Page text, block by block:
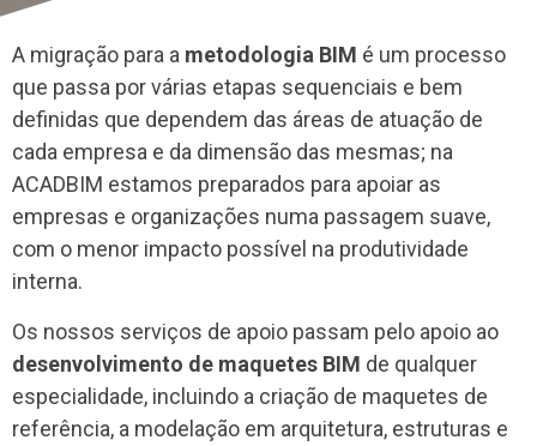
A migração para a metodologia BIM é um processo
que passa por várias etapas sequenciais e bem
definidas que dependem das áreas de atuação de
cada empresa e da dimensão das mesmas; na
ACADBIM estamos preparados para apoiar as
empresas e organizações numa passagem suave,
com o menor impacto possível na produtividade
interna.
Os nossos serviços de apoio passam pelo apoio ao
desenvolvimento de maquetes BIM de qualquer
especialidade, incluindo a criação de maquetes de
referência, a modelação em arquitetura, estruturas e